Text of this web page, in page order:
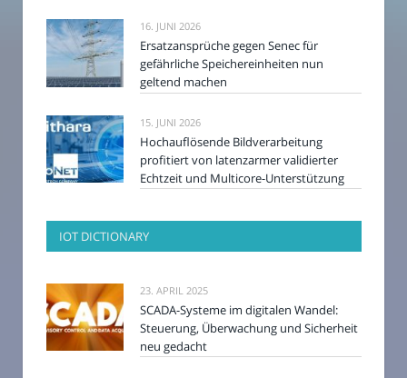
16. JUNI 2026
Ersatzansprüche gegen Senec für
gefährliche Speichereinheiten nun
geltend machen
15. JUNI 2026
Hochauflösende Bildverarbeitung
profitiert von latenzarmer validierter
Echtzeit und Multicore-Unterstützung
IOT DICTIONARY
23. APRIL 2025
SCADA-Systeme im digitalen Wandel:
Steuerung, Überwachung und Sicherheit
neu gedacht